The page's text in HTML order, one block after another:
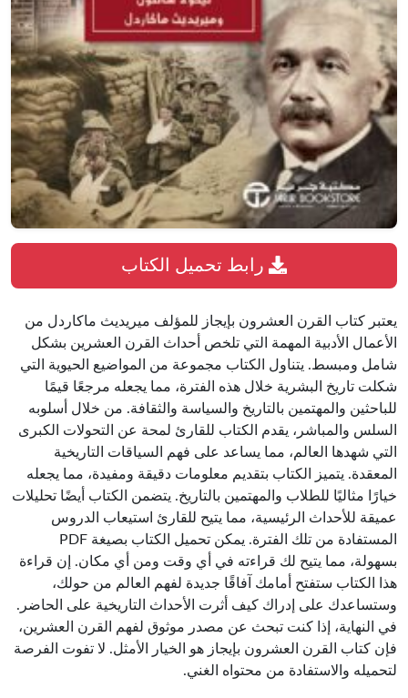
يعتبر كتاب القرن العشرون بإيجاز للمؤلف ميريديث ماكاردل من
الأعمال الأدبية المهمة التي تلخص أحداث القرن العشرين بشكل
شامل ومبسط. يتناول الكتاب مجموعة من المواضيع الحيوية التي
شكلت تاريخ البشرية خلال هذه الفترة، مما يجعله مرجعًا قيمًا
للباحثين والمهتمين بالتاريخ والسياسة والثقافة. من خلال أسلوبه
السلس والمباشر، يقدم الكتاب للقارئ لمحة عن التحولات الكبرى
التي شهدها العالم، مما يساعد على فهم السياقات التاريخية
المعقدة. يتميز الكتاب بتقديم معلومات دقيقة ومفيدة، مما يجعله
خيارًا مثاليًا للطلاب والمهتمين بالتاريخ. يتضمن الكتاب أيضًا تحليلات
عميقة للأحداث الرئيسية، مما يتيح للقارئ استيعاب الدروس
المستفادة من تلك الفترة. يمكن تحميل الكتاب بصيغة PDF
بسهولة، مما يتيح لك قراءته في أي وقت ومن أي مكان. إن قراءة
هذا الكتاب ستفتح أمامك آفاقًا جديدة لفهم العالم من حولك،
وستساعدك على إدراك كيف أثرت الأحداث التاريخية على الحاضر.
في النهاية، إذا كنت تبحث عن مصدر موثوق لفهم القرن العشرين،
فإن كتاب القرن العشرون بإيجاز هو الخيار الأمثل. لا تفوت الفرصة
لتحميله والاستفادة من محتواه الغني.